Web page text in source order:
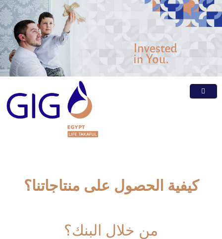
الأسئلة الشائعة
كيفية الحصول على منتاجاتنا؟
من خلال البنك؟